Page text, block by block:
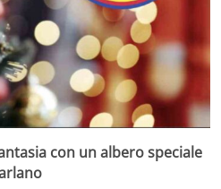
con un albero speciale